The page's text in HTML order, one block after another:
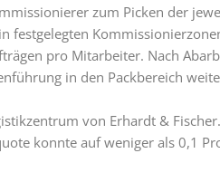
zum Picken der
festgelegten
pro Mitarbeiter. Nach
in den Packbereich
von Erhardt &
konnte auf weniger als 0,1